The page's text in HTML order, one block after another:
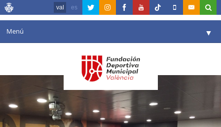
val es
Menú ▼
Agenda
Instal·lacions
Comunicació ▼